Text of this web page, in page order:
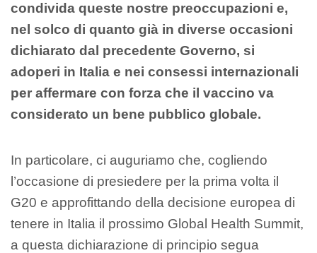
condivida queste nostre preoccupazioni e,
nel solco di quanto già in diverse occasioni
dichiarato dal precedente Governo, si
adoperi in Italia e nei consessi internazionali
per affermare con forza che il vaccino va
considerato un bene pubblico globale.
In particolare, ci auguriamo che, cogliendo
l’occasione di presiedere per la prima volta il
G20 e approfittando della decisione europea di
tenere in Italia il prossimo Global Health Summit,
a questa dichiarazione di principio segua